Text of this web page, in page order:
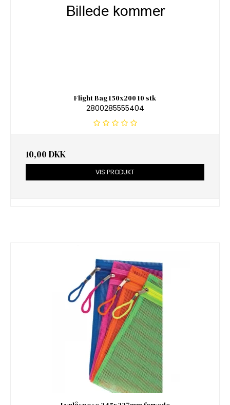
Flight Bag 150x200 10 stk
2800285555404
10,00 DKK
VIS PRODUKT